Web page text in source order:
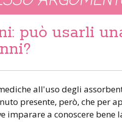
può usarli
all'uso degli
presente, però, che per
imparare a conoscere bene